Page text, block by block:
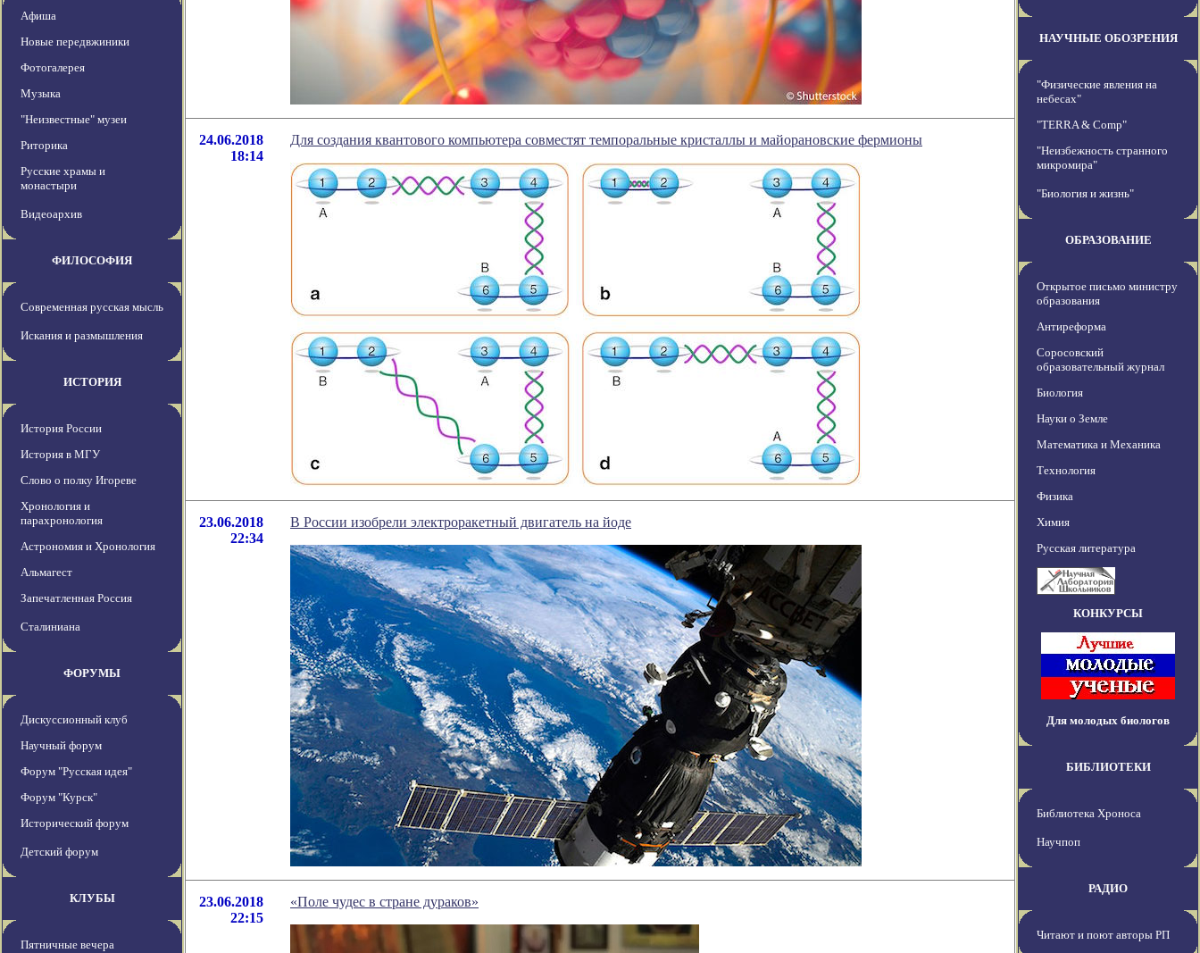
Афиша
Новые передвжиники
Фотогалерея
Музыка
"Неизвестные" музеи
Риторика
Русские храмы и
монастыри
Видеоархив
ФИЛОСОФИЯ
Современная русская мысль
Искания и размышления
ИСТОРИЯ
История России
История в МГУ
Слово о полку Игореве
Хронология и
парахронология
Астрономия и Хронология
Альмагест
Запечатленная Россия
Сталиниана
ФОРУМЫ
Дискуссионный клуб
Научный форум
Форум "Русская идея"
Форум "Курск"
Исторический форум
Детский форум
КЛУБЫ
Пятничные вечера
24.06.2018
18:14
Для создания квантового компьютера совместят темпоральные кристаллы и майорановские фермионы
23.06.2018
22:34
В России изобрели электроракетный двигатель на йоде
23.06.2018
22:15
«Поле чудес в стране дураков»
НАУЧНЫЕ ОБОЗРЕНИЯ
"Физические явления на
небесах"
"TERRA & Comp"
"Неизбежность странного
микромира"
"Биология и жизнь"
ОБРАЗОВАНИЕ
Открытое письмо министру
образования
Антиреформа
Соросовский
образовательный журнал
Биология
Науки о Земле
Математика и Механика
Технология
Физика
Химия
Русская литература
КОНКУРСЫ
Для молодых биологов
БИБЛИОТЕКИ
Библиотека Хроноса
Научпоп
РАДИО
Читают и поют авторы РП